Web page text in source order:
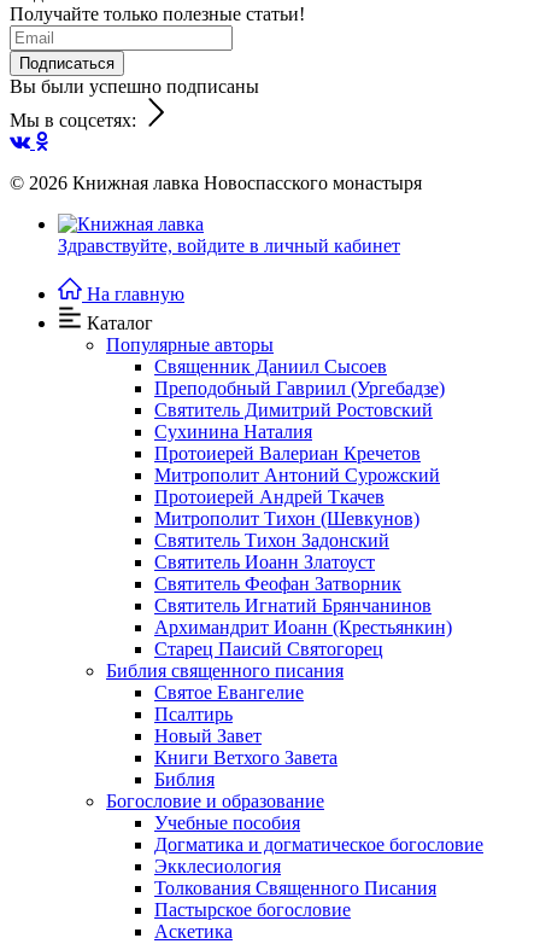
Получайте только полезные статьи!
Подписаться
Вы были успешно подписаны
Мы в соцсетях:
© 2026 Книжная лавка Новоспасского монастыря
Здравствуйте, войдите в личный кабинет
На главную
Каталог
Популярные авторы
Священник Даниил Сысоев
Преподобный Гавриил (Ургебадзе)
Святитель Димитрий Ростовский
Сухинина Наталия
Протоиерей Валериан Кречетов
Митрополит Антоний Сурожский
Протоиерей Андрей Ткачев
Митрополит Тихон (Шевкунов)
Святитель Тихон Задонский
Святитель Иоанн Златоуст
Cвятитель Феофан Затворник
Святитель Игнатий Брянчанинов
Архимандрит Иоанн (Крестьянкин)
Старец Паисий Святогорец
Библия священного писания
Святое Евангелие
Псалтирь
Новый Завет
Книги Ветхого Завета
Библия
Богословие и образование
Учебные пособия
Догматика и догматическое богословие
Экклесиология
Толкования Священного Писания
Пастырское богословие
Аскетика